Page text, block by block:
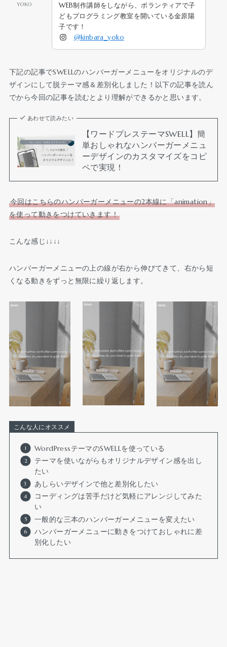
YOKO
WEB制作講師をしながら、ボランティアで子
どもプログラミング教室を開いている金原陽
子です！
@kinbara_yoko
下記の記事でSWELLのハンバーガーメニューをオリジナルのデ
ザインにして脱テーマ感＆差別化しました！以下の記事を読ん
でから今回の記事を読むとより理解ができるかと思います。
あわせて読みたい
【ワードプレステーマSWELL】簡
単おしゃれなハンバーガーメニュ
ーデザインのカスタマイズをコピ
ペで実現！
今回はこちらのハンバーガーメニューの2本線に「animation」
を使って動きをつけていきます！
こんな感じ↓↓↓↓
ハンバーガーメニューの上の線が右から伸びてきて、右から短
くなる動きをずっと無限に繰り返します。
こんな人にオススメ
WordPressテーマのSWELLを使っている
テーマを使いながらもオリジナルデザイン感を出し
たい
あしらいデザインで他と差別化したい
コーディングは苦手だけど気軽にアレンジしてみた
い
一般的な三本のハンバーガーメニューを変えたい
ハンバーガーメニューに動きをつけておしゃれに差
別化したい